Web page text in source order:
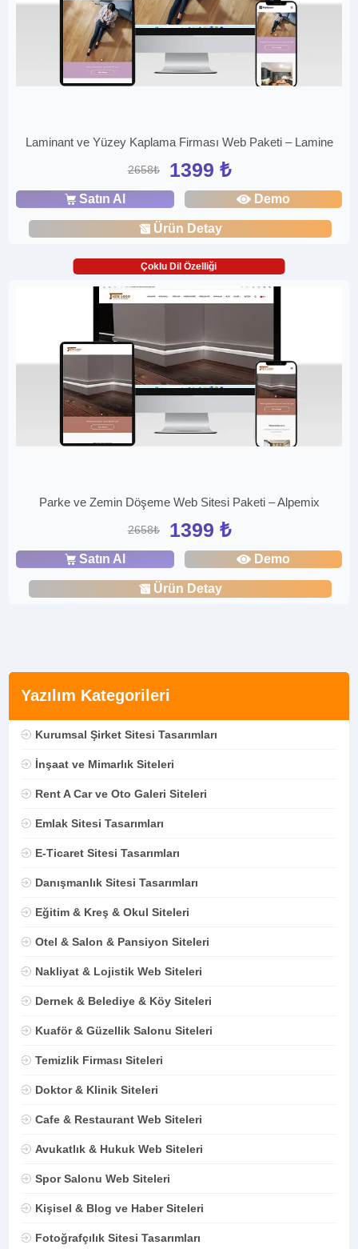
Yazılım Kategorileri
Kurumsal Şirket Sitesi Tasarımları
İnşaat ve Mimarlık Siteleri
Rent A Car ve Oto Galeri Siteleri
Emlak Sitesi Tasarımları
E-Ticaret Sitesi Tasarımları
Danışmanlık Sitesi Tasarımları
Eğitim & Kreş & Okul Siteleri
Otel & Salon & Pansiyon Siteleri
Nakliyat & Lojistik Web Siteleri
Dernek & Belediye & Köy Siteleri
Kuaför & Güzellik Salonu Siteleri
Temizlik Firması Siteleri
Doktor & Klinik Siteleri
Cafe & Restaurant Web Siteleri
Avukatlık & Hukuk Web Siteleri
Spor Salonu Web Siteleri
Kişisel & Blog ve Haber Siteleri
Fotoğrafçılık Sitesi Tasarımları
Laminant ve Yüzey Kaplama Firması Web Paketi – Lamine
2658₺ 1399 ₺
Satın Al Demo
Ürün Detay
Çoklu Dil Özelliği
Parke ve Zemin Döşeme Web Sitesi Paketi – Alpemix
2658₺ 1399 ₺
Satın Al Demo
Ürün Detay